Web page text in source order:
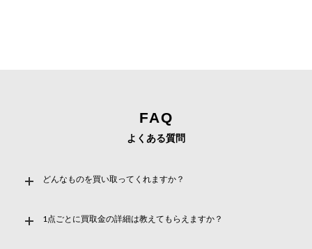
FAQ
よくある質問
どんなものを買い取ってくれますか？
1点ごとに買取金の詳細は教えてもらえますか？